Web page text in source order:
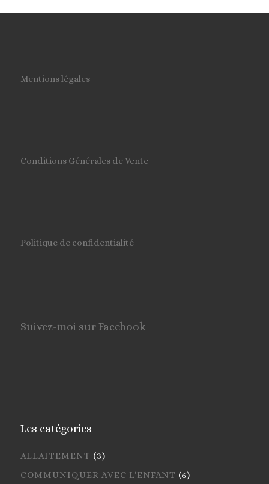
Mentions légales
Conditions Générales de Vente
Politique de confidentialité
Suivez-moi sur Facebook
Les catégories
ALLAITEMENT (3)
COMMUNIQUER AVEC L'ENFANT (6)